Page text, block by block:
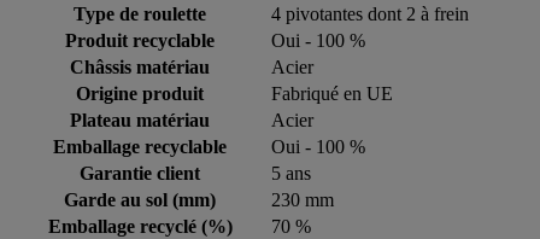
Type de roulette
4 pivotantes dont 2 à frein
Produit recyclable
Oui - 100 %
Châssis matériau
Acier
Origine produit
Fabriqué en UE
Plateau matériau
Acier
Emballage recyclable
Oui - 100 %
Garantie client
5 ans
Garde au sol (mm)
230 mm
Emballage recyclé (%)
70 %